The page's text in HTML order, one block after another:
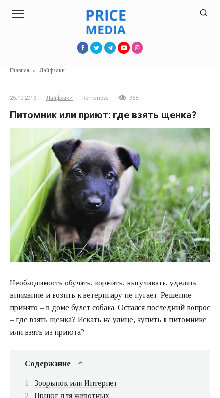
Главная » Лайфхаки
25.10.2019 Лайфхаки Romanova 955
Питомник или приют: где взять щенка?
Необходимость обучать, кормить, выгуливать, уделять
внимание и возить к ветеринару не пугает. Решение
принято – в доме будет собака. Остался последний вопрос
– где взять щенка? Искать на улице, купить в питомнике
или взять из приюта?
Содержание
Зоорынок или Интернет
Приют для животных